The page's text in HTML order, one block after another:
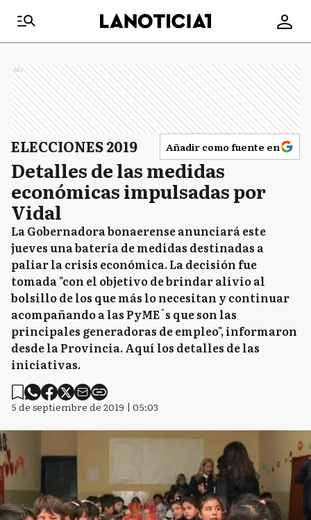
Ads
ELECCIONES 2019 Añadir como fuente en
Detalles de las medidas
económicas impulsadas por
Vidal
La Gobernadora bonaerense anunciará este
jueves una batería de medidas destinadas a
paliar la crisis económica. La decisión fue
tomada "con el objetivo de brindar alivio al
bolsillo de los que más lo necesitan y continuar
acompañando a las PyME´s que son las
principales generadoras de empleo", informaron
desde la Provincia. Aquí los detalles de las
iniciativas.
5 de septiembre de 2019 | 05:03